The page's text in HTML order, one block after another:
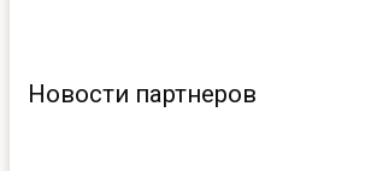
Новости партнеров